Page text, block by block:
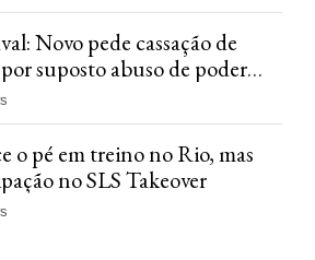
Novo pede cassação de
suposto abuso de poder
o pé em treino no Rio, mas
no SLS Takeover